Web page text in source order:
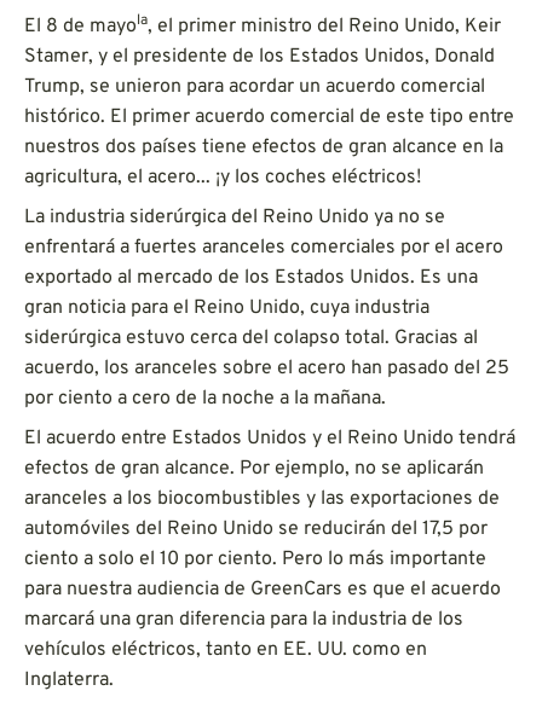
El 8 de mayola, el primer ministro del Reino Unido, Keir
Stamer, y el presidente de los Estados Unidos, Donald
Trump, se unieron para acordar un acuerdo comercial
histórico. El primer acuerdo comercial de este tipo entre
nuestros dos países tiene efectos de gran alcance en la
agricultura, el acero... ¡y los coches eléctricos!
La industria siderúrgica del Reino Unido ya no se
enfrentará a fuertes aranceles comerciales por el acero
exportado al mercado de los Estados Unidos. Es una
gran noticia para el Reino Unido, cuya industria
siderúrgica estuvo cerca del colapso total. Gracias al
acuerdo, los aranceles sobre el acero han pasado del 25
por ciento a cero de la noche a la mañana.
El acuerdo entre Estados Unidos y el Reino Unido tendrá
efectos de gran alcance. Por ejemplo, no se aplicarán
aranceles a los biocombustibles y las exportaciones de
automóviles del Reino Unido se reducirán del 17,5 por
ciento a solo el 10 por ciento. Pero lo más importante
para nuestra audiencia de GreenCars es que el acuerdo
marcará una gran diferencia para la industria de los
vehículos eléctricos, tanto en EE. UU. como en
Inglaterra.